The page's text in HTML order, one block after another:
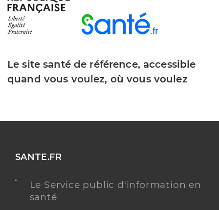
Le site santé de référence, accessible
quand vous voulez, où vous voulez
SANTE.FR
Le Service public d'information en
santé